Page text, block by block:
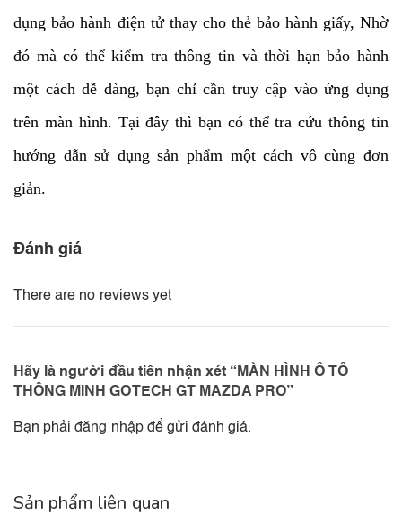
dụng bảo hành điện tử thay cho thẻ bảo hành giấy, Nhờ
đó mà có thể kiểm tra thông tin và thời hạn bảo hành
một cách dễ dàng, bạn chỉ cần truy cập vào ứng dụng
trên màn hình. Tại đây thì bạn có thể tra cứu thông tin
hướng dẫn sử dụng sản phẩm một cách vô cùng đơn
giản.
Đánh giá
There are no reviews yet
Hãy là người đầu tiên nhận xét “MÀN HÌNH Ô TÔ
THÔNG MINH GOTECH GT MAZDA PRO”
Bạn phảiđăng nhậpđể gửi đánh giá.
Sản phẩm liên quan